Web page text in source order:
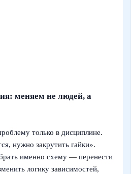
меняем не людей, а
только в дисциплине.
нужно закрутить гайки».
именно схему — перенести
логику зависимостей,